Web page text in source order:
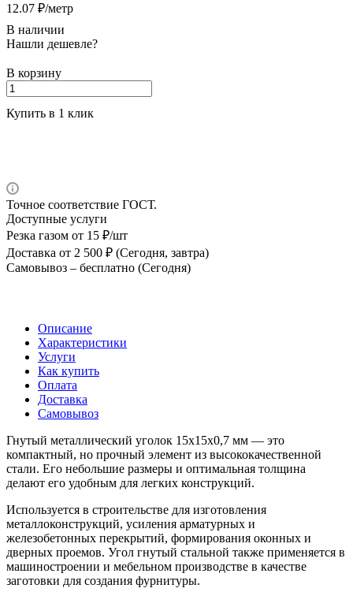
12.07 ₽/метр
В наличии
Нашли дешевле?
В корзину
Купить в 1 клик
Точное соответствие ГОСТ.
Доступные услуги
Резка газом от 15 ₽/шт
Доставка от 2 500 ₽ (Сегодня, завтра)
Самовывоз – бесплатно (Сегодня)
Описание
Характеристики
Услуги
Как купить
Оплата
Доставка
Самовывоз
Гнутый металлический уголок 15х15х0,7 мм — это
компактный, но прочный элемент из высококачественной
стали. Его небольшие размеры и оптимальная толщина
делают его удобным для легких конструкций.
Используется в строительстве для изготовления
металлоконструкций, усиления арматурных и
железобетонных перекрытий, формирования оконных и
дверных проемов. Угол гнутый стальной также применяется в
машиностроении и мебельном производстве в качестве
заготовки для создания фурнитуры.